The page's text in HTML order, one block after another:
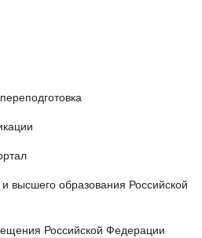
высшего образования Российской
Российской Федерации